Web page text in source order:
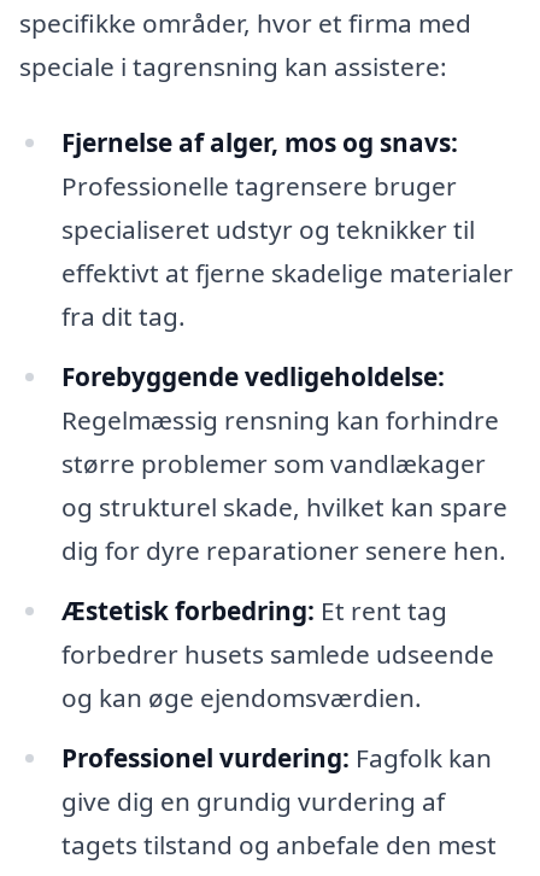
specifikke områder, hvor et firma med
speciale i tagrensning kan assistere:
Fjernelse af alger, mos og snavs:
Professionelle tagrensere bruger
specialiseret udstyr og teknikker til
effektivt at fjerne skadelige materialer
fra dit tag.
Forebyggende vedligeholdelse:
Regelmæssig rensning kan forhindre
større problemer som vandlækager
og strukturel skade, hvilket kan spare
dig for dyre reparationer senere hen.
Æstetisk forbedring: Et rent tag
forbedrer husets samlede udseende
og kan øge ejendomsværdien.
Professionel vurdering: Fagfolk kan
give dig en grundig vurdering af
tagets tilstand og anbefale den mest